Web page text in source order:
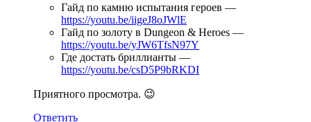
Гайд по камню испытания героев —
https://youtu.be/iigeJ8oJWlE
Гайд по золоту в Dungeon & Heroes —
https://youtu.be/yJW6TfsN97Y
Где достать бриллианты —
https://youtu.be/csD5P9bRKDI
Приятного просмотра. 😉
Ответить